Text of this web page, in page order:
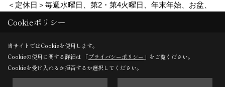
＜定休日＞毎週水曜日、第2・第4火曜日、年末年始、お盆、
ゴールデンウィーク、夏季休暇
Copyright (c) TAKANO CONSTRUCTION CO.,LTD. All Rights Reserved.
Cookieポリシー
当サイトではCookieを使用します。
Cookieの使用に関する詳細は 「プライバシーポリシー 」をご覧ください。
Cookieを受け入れるか拒否するか選択してください。